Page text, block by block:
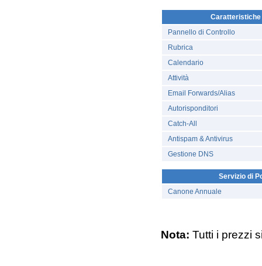
Pannello di Controllo
Rubrica
Calendario
Attività
Email Forwards/Alias
Autorisponditori
Catch-All
Antispam & Antivirus
Gestione DNS
Servizio di
Canone Annuale
Nota: Tutti i prezzi